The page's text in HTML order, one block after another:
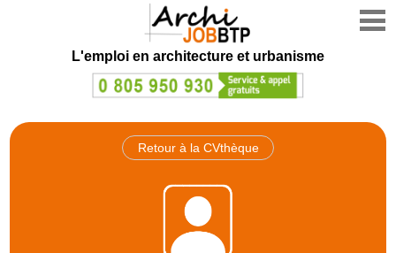
L'emploi en architecture et urbanisme
Retour à la CVthèque